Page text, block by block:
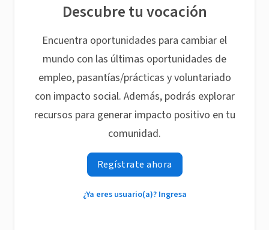
Descubre tu vocación
Encuentra oportunidades para cambiar el
mundo con las últimas oportunidades de
empleo, pasantías/prácticas y voluntariado
con impacto social. Además, podrás explorar
recursos para generar impacto positivo en tu
comunidad.
Regístrate ahora
¿Ya eres usuario(a)? Ingresa